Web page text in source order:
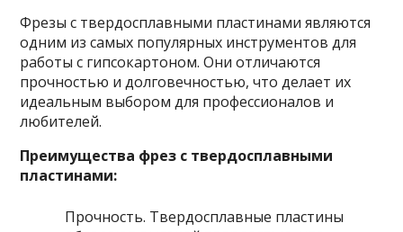
Фрезы с твердосплавными пластинами являются
одним из самых популярных инструментов для
работы с гипсокартоном. Они отличаются
прочностью и долговечностью, что делает их
идеальным выбором для профессионалов и
любителей.
Преимущества фрез с твердосплавными
пластинами:
Прочность. Твердосплавные пластины